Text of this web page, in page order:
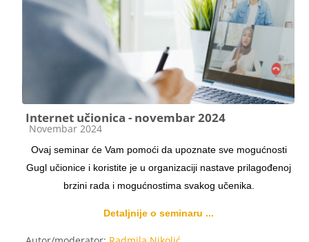
Internet učionica - novembar 2024
Категорија курса
Novembar 2024
Ovaj seminar će Vam pomoći da upoznate sve mogućnosti
Gugl učionice i koristite je u organizaciji nastave prilagođenoj
brzini rada i mogućnostima svakog učenika.
Detaljnije o seminaru ...